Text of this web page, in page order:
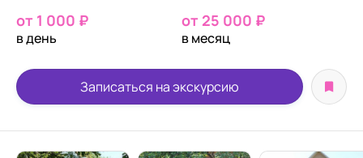
от 1 000 ₽
в день
от 25 000 ₽
в месяц
Записаться на экскурсию